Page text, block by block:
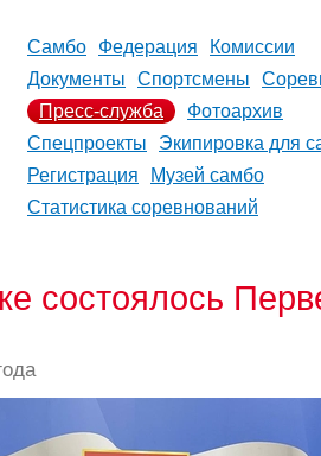
Самбо Федерация
Комиссии
Документы
Спортсмены
Пресс-служба
Фотоархив
Спецпроекты
Экипировка для
Регистрация
Музей самбо
Статистика соревнований
состоялось